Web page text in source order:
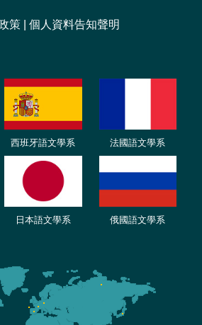
策 個人資料告知聲明
西班牙語文學系 法國語文學系
日本語文學系 俄國語文學系